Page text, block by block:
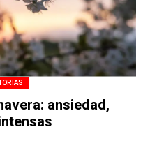
ansiedad,